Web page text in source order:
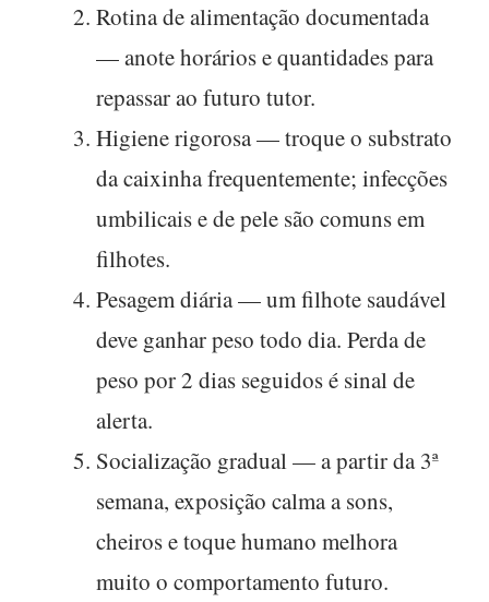
Rotina de alimentação documentada
— anote horários e quantidades para
repassar ao futuro tutor.
Higiene rigorosa— troque o substrato
da caixinha frequentemente; infecções
umbilicais e de pele são comuns em
filhotes.
Pesagem diária— um filhote saudável
deve ganhar peso todo dia. Perda de
peso por 2 dias seguidos é sinal de
alerta.
Socialização gradual— a partir da 3ª
semana, exposição calma a sons,
cheiros e toque humano melhora
muito o comportamento futuro.